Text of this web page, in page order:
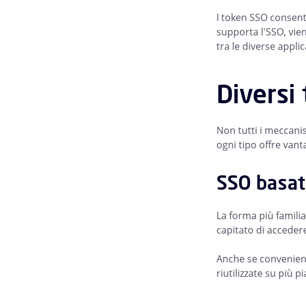
I token SSO
supporta l'SSO,
tra le diverse
Diversi
Non tutti i
ogni tipo offre
SSO
La forma più
capitato di
Anche se
riutilizzate su più